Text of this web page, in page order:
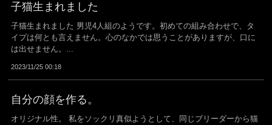
子猫生まれました
子猫生まれました 男児4人組のようです。初めての組み合わせで、タ
イプは何とも言えません。心のなかでは思うことがありますが、口に
は出せません。...
2023/11/25 00:18
自分の顔を作る。
オリジナル性。 私をソックリ真似ようとして、同じブリーダーから猫